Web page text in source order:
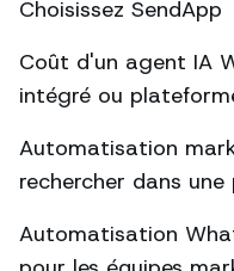
Choisissez SendApp
Coût d'un agent IA
intégré ou
Automatisation
rechercher dans
Automatisation